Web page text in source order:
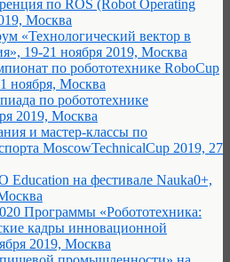
по ROS (Robot Operating
Москва
«Технологический вектор в
19-21 ноября 2019, Москва
по робототехнике RoboCup
ноября, Москва
по робототехнике
2019, Москва
и мастер-классы по
MoscowTechnicalCup 2019, 27
Education на фестивале Nauka0+,
Программы «Робототехника:
кадры инновационной
2019, Москва